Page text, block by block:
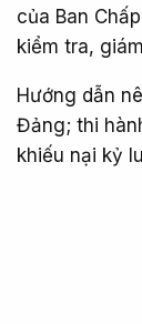
của Ban
kiểm tra,
Hướng dẫn
Đảng; thi
khiếu nại kỷ